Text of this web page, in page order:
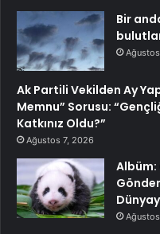
Bir
Ak Partili Vekilden Ay
Memnu” Sorusu:
Katkınız Oldu?”
Ağustos 7, 2026
Albüm: